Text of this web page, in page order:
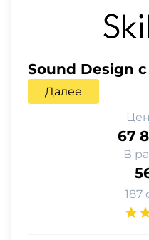
Sound Design
Далее
67
В
187